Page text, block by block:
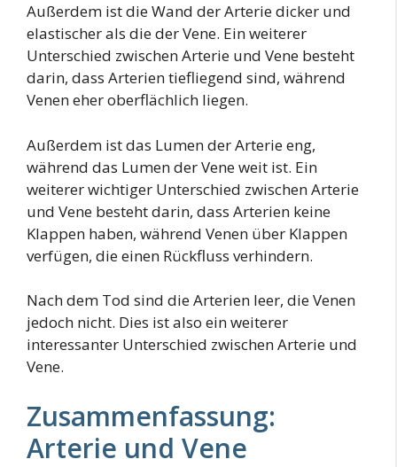
Außerdem ist die Wand der Arterie dicker und
elastischer als die der Vene. Ein weiterer
Unterschied zwischen Arterie und Vene besteht
darin, dass Arterien tiefliegend sind, während
Venen eher oberflächlich liegen.
Außerdem ist das Lumen der Arterie eng,
während das Lumen der Vene weit ist. Ein
weiterer wichtiger Unterschied zwischen Arterie
und Vene besteht darin, dass Arterien keine
Klappen haben, während Venen über Klappen
verfügen, die einen Rückfluss verhindern.
Nach dem Tod sind die Arterien leer, die Venen
jedoch nicht. Dies ist also ein weiterer
interessanter Unterschied zwischen Arterie und
Vene.
Zusammenfassung:
Arterie und Vene